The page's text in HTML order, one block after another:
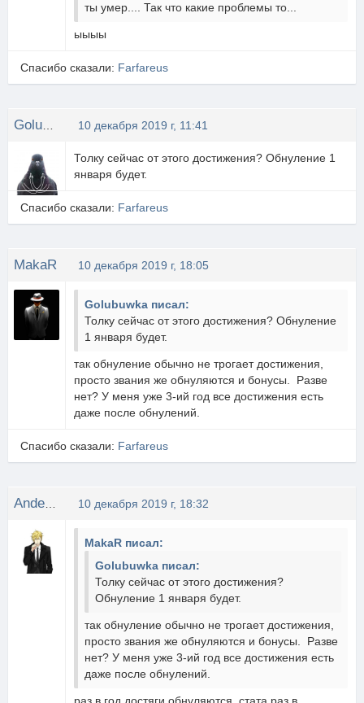
ты умер.... Так что какие проблемы то...
ыыыы
Спасибо сказали: Farfareus
10 декабря 2019 г, 11:41
Толку сейчас от этого достижения? Обнуление 1
января будет.
Спасибо сказали: Farfareus
MakaR 10 декабря 2019 г, 18:05
Golubuwka писал:
Толку сейчас от этого достижения? Обнуление
1 января будет.
так обнуление обычно не трогает достижения,
просто звания же обнуляются и бонусы. Разве
нет? У меня уже 3-ий год все достижения есть
даже после обнулений.
Спасибо сказали: Farfareus
10 декабря 2019 г, 18:32
MakaR писал:
Golubuwka писал:
Толку сейчас от этого достижения?
Обнуление 1 января будет.
так обнуление обычно не трогает достижения,
просто звания же обнуляются и бонусы. Разве
нет? У меня уже 3-ий год все достижения есть
даже после обнулений.